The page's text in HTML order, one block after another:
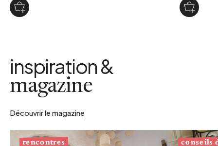
inspiration &
magazine
Découvrir le magazine
rencontres conseils